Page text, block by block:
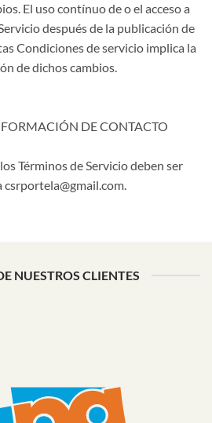
El uso contínuo de o el acceso a
después de la publicación de
Condiciones de servicio implica la
de dichos cambios.
DE CONTACTO
Términos de Servicio deben ser
csrportela@gmail.com.
NUESTROS CLIENTES